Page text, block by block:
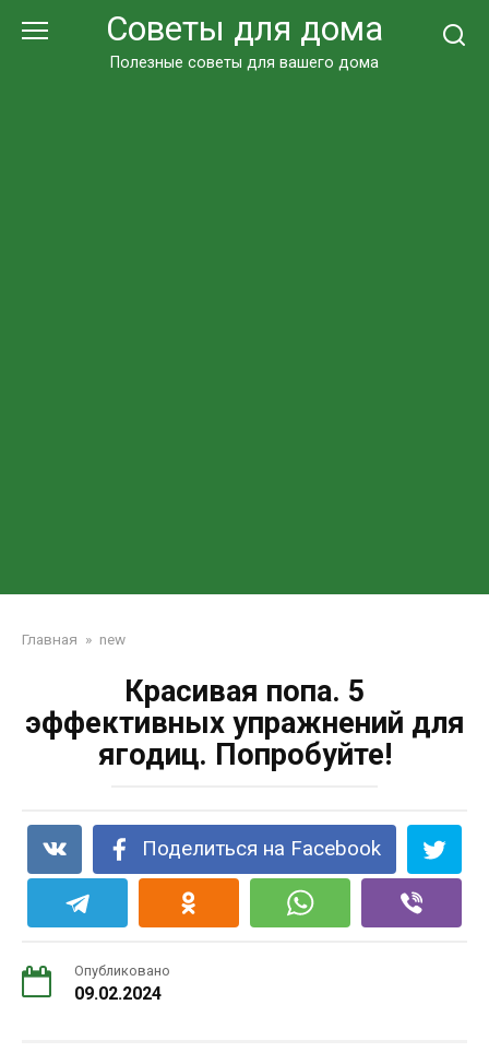
Советы для дома
Полезные советы для вашего дома
Главная » new
Красивая попа. 5
эффективных упражнений для
ягодиц. Попробуйте!
Поделиться на Facebook
Опубликовано
09.02.2024